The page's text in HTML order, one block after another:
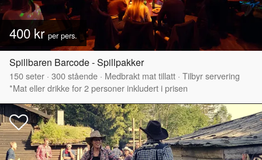
400 krper pers.
Spillbaren Barcode - Spillpakker
150seter · 300stående · Medbrakt mat tillatt · Tilbyr servering
*Mat eller drikke for 2 personer inkludert i prisen